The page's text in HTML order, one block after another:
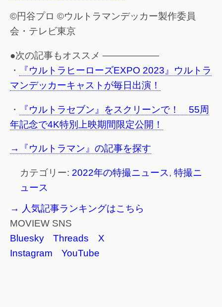
©円谷プロ ©ウルトラマンデッカー製作委員
会・テレビ東京
●次の記事もオススメ ——————
・
『ウルトラヒーローズEXPO 2023』ウルトラ
マンデッカーキャストが毎日出演！
・
『ウルトラセブン』をスクリーンで！ 55周
年記念で4K特別上映期間限定公開！
→『ウルトラマン』の記事を探す
カテゴリー: 2022年の特撮ニュース, 特撮ニ
ュース
→ 人気記事ランキングはこちら
MOVIEW SNS
Bluesky
Threads
X
Instagram
YouTube